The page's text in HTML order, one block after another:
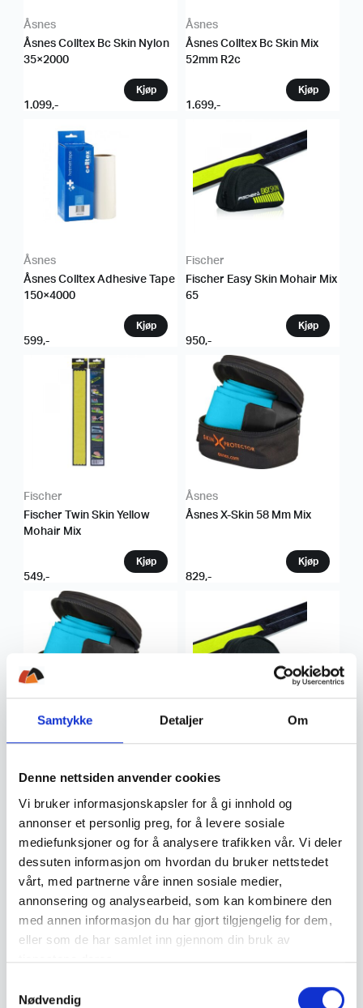
Samtykke Detaljer Om
Denne nettsiden anvender cookies
Vi bruker informasjonskapsler for å gi innhold og
annonser et personlig preg, for å levere sosiale
mediefunksjoner og for å analysere trafikken vår. Vi deler
dessuten informasjon om hvordan du bruker nettstedet
vårt, med partnerne våre innen sosiale medier,
annonsering og analysearbeid, som kan kombinere den
med annen informasjon du har gjort tilgjengelig for dem,
eller som de har samlet inn gjennom din bruk av
tjenestene deres.
Nødvendig
Åsnes
Åsnes Colltex Bc Skin Nylon
35×2000
1.099,-
Åsnes
Åsnes Colltex Bc Skin Mix
52mm R2c
1.699,-
Åsnes
Åsnes Colltex Adhesive Tape
150×4000
599,-
Fischer
Fischer Easy Skin Mohair Mix
65
950,-
Fischer
Fischer Twin Skin Yellow
Mohair Mix
549,-
Åsnes
Åsnes X-Skin 58 Mm Mix
829,-
Åsnes POMOCA FELLELIM